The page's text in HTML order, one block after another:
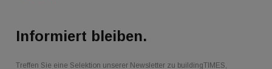
Informiert bleiben.
Treffen Sie eine Selektion unserer Newsletter zu buildingTIMES,